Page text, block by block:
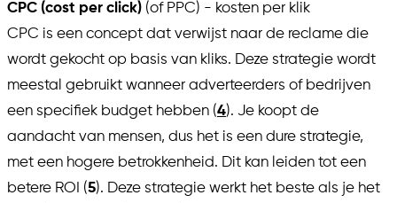
CPC (cost per click) (of PPC) - kosten per klik
CPC is een concept dat verwijst naar de reclame die
wordt gekocht op basis van kliks. Deze strategie wordt
meestal gebruikt wanneer adverteerders of bedrijven
een specifiek budget hebben (4). Je koopt de
aandacht van mensen, dus het is een dure strategie,
met een hogere betrokkenheid. Dit kan leiden tot een
betere ROI (5). Deze strategie werkt het beste als je het